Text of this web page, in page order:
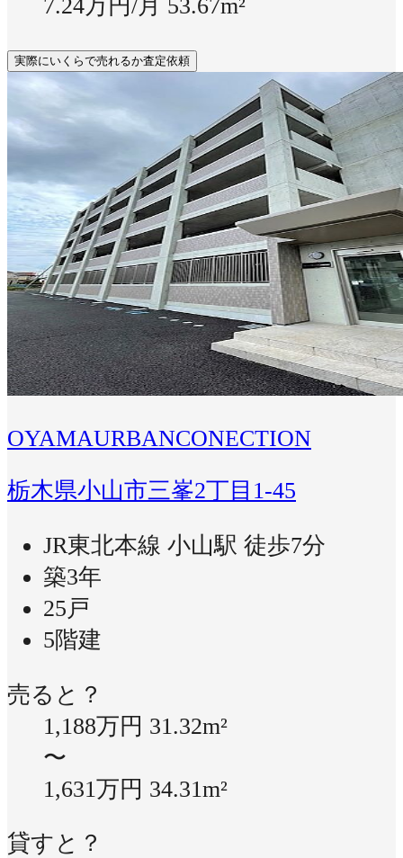
7.24万円/月 53.67m²
実際にいくらで売れるか査定依頼
OYAMAURBANCONECTION
栃木県小山市三峯2丁目1-45
JR東北本線 小山駅 徒歩7分
築3年
25戸
5階建
売ると？
1,188万円 31.32m²
〜
1,631万円 34.31m²
貸すと？